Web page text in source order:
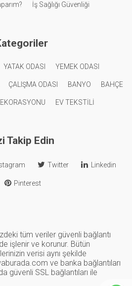
İş Sağlığı Güvenliği
YATAK ODASI YEMEK ODASI
ÇALIŞMA ODASI BANYO BAHÇE
EV TEKSTİLİ
Takip Edin
Twitter Linkedin
Pinterest
tüm veriler güvenli bağlantı
işlenir ve korunur. Bütün
verisi aynı şekilde
ve banka bağlantıları
güvenli SSL bağlantıları ile